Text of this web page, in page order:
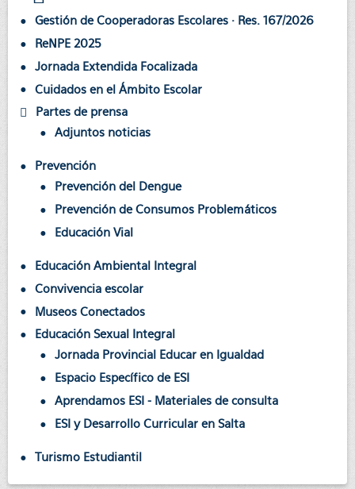
Gestión de Cooperadoras Escolares · Res. 167/2026
ReNPE 2025
Jornada Extendida Focalizada
Cuidados en el Ámbito Escolar
Partes de prensa
Adjuntos noticias
Prevención
Prevención del Dengue
Prevención de Consumos Problemáticos
Educación Vial
Educación Ambiental Integral
Convivencia escolar
Museos Conectados
Educación Sexual Integral
Jornada Provincial Educar en Igualdad
Espacio Específico de ESI
Aprendamos ESI - Materiales de consulta
ESI y Desarrollo Curricular en Salta
Turismo Estudiantil